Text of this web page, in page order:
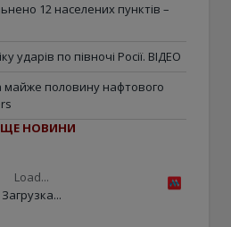
12 населених пунктів –
ударів по півночі Росії. ВІДЕО
майже половину нафтового
ЩЕ НОВИНИ
Load...
Загрузка...